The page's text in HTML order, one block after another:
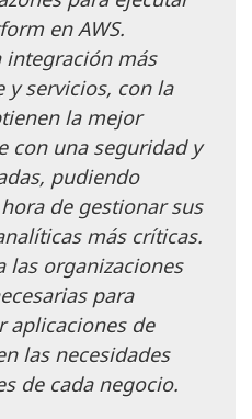
en AWS.
integración más
y servicios, con la
la mejor
con una seguridad y
pudiendo
de gestionar sus
más críticas.
las organizaciones
para
aplicaciones de
las necesidades
de cada negocio.